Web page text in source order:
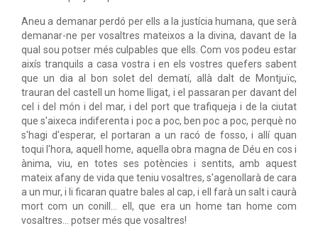
Aneu a demanar perdó per ells a la justícia humana, que serà
demanar-ne per vosaltres mateixos a la divina, davant de la
qual sou potser més culpables que ells. Com vos podeu estar
aixís tranquils a casa vostra i en els vostres quefers sabent
que un dia al bon solet del dematí, allà dalt de Montjuïc,
trauran del castell un home lligat, i el passaran per davant del
cel i del món i del mar, i del port que trafiqueja i de la ciutat
que s'aixeca indiferenta i poc a poc, ben poc a poc, perquè no
s'hagi d'esperar, el portaran a un racó de fosso, i allí quan
toqui l'hora, aquell home, aquella obra magna de Déu en cos i
ànima, viu, en totes ses potències i sentits, amb aquest
mateix afany de vida que teniu vosaltres, s'agenollarà de cara
a un mur, i li ficaran quatre bales al cap, i ell farà un salt i caurà
mort com un conill... ell, que era un home tan home com
vosaltres... potser més que vosaltres!